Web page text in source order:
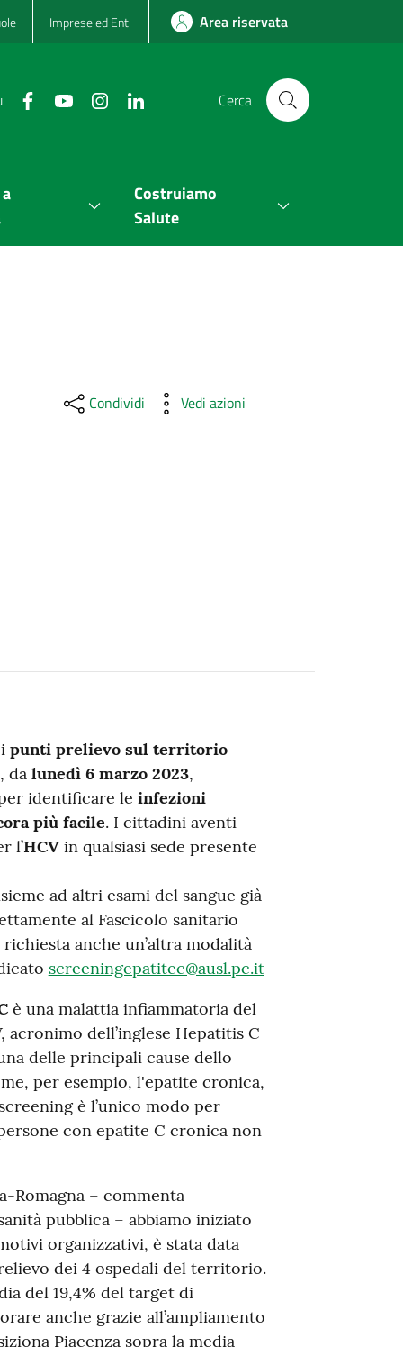
Imprese ed Enti Area riservata
Cerca
Costruiamo
Salute
Condividi Vedi azioni
punti prelievo sul territorio
, da lunedì 6 marzo 2023,
identificare le infezioni
più facile. I cittadini aventi
l’HCVin qualsiasi sede presente
ad altri esami del sangue già
al Fascicolo sanitario
anche un’altra modalità
screeningepatitec@ausl.pc.it
è una malattia infiammatoria del
acronimo dell’inglese Hepatitis C
delle principali cause dello
per esempio, l'epatite cronica,
è l’unico modo per
con epatite C cronica non
Romagna – commenta
pubblica – abbiamo iniziato
organizzativi, è stata data
dei 4 ospedali del territorio.
del 19,4% del target di
anche grazie all’ampliamento
Piacenza sopra la media